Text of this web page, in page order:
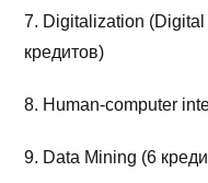
7. Digitalization
кредитов)
8. Human-computer
9. Data Mining (6